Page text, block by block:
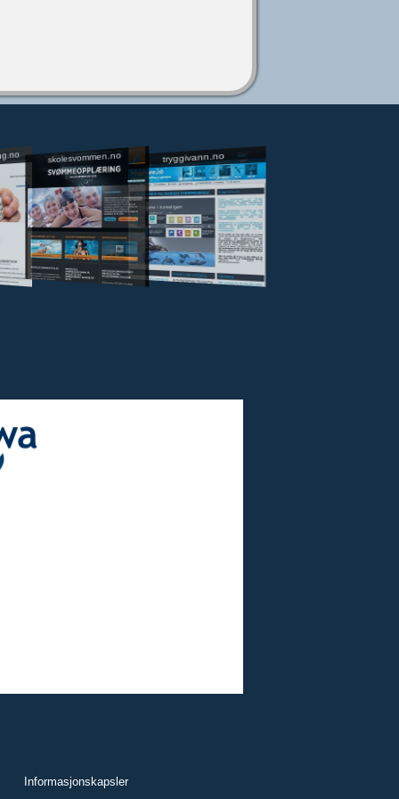
skolesvommen.no tryggivann.no
Informasjonskapsler